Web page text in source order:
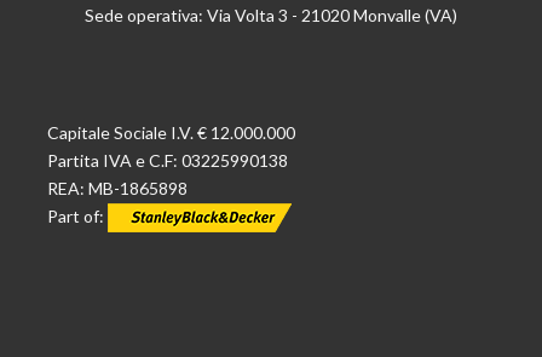
Sede operativa: Via Volta 3 - 21020 Monvalle (VA)
Capitale Sociale I.V. € 12.000.000
Partita IVA e C.F: 03225990138
REA: MB-1865898
Part of: